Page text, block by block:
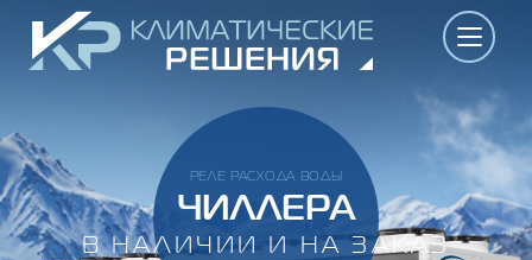
РЕЛЕ РАСХОДА ВОДЫ
ЧИЛЛЕРА
В НАЛИЧИИ И НА ЗАКАЗ